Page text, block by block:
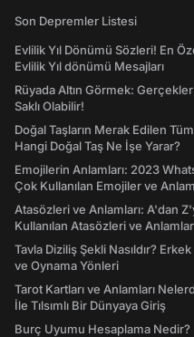
Son Depremler Listesi
Evlilik Yıl Dönümü Sözleri! En
Evlilik Yıl dönümü Mesajları
Rüyada Altın Görmek:
Saklı Olabilir!
Doğal Taşların Merak Edilen
Hangi Doğal Taş Ne İşe Yarar?
Emojilerin Anlamları: 2023
Çok Kullanılan Emojiler ve
Atasözleri ve Anlamları: A'dan
Kullanılan Atasözleri ve
Tavla Diziliş Şekli Nasıldır?
ve Oynama Yönleri
Tarot Kartları ve Anlamları
İle Tılsımlı Bir Dünyaya Giriş
Burç Uyumu Hesaplama